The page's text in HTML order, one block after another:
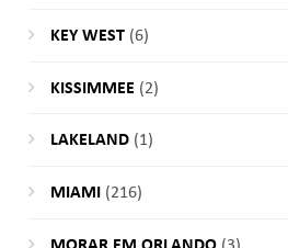
KEY WEST(6)
KISSIMMEE (2)
LAKELAND(1)
MIAMI (216)